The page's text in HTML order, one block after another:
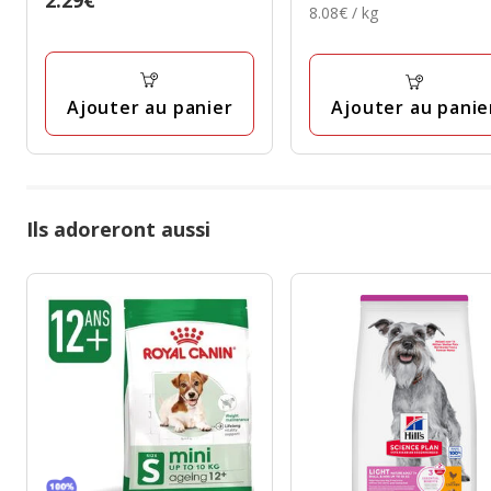
1
Ajouter au panier
avec
13
2.99€
8.08€
Kg
8.08€ / kg
Ajouter au
Ils adoreront aussi